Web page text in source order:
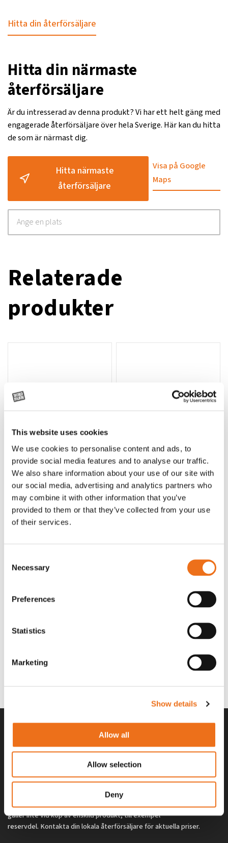
This website uses cookies
We use cookies to personalise content and ads, to
provide social media features and to analyse our traffic.
We also share information about your use of our site with
our social media, advertising and analytics partners who
may combine it with other information that you’ve
provided to them or that they’ve collected from your use
of their services.
Selection
Necessary
Preferences
Statistics
Marketing
Show details
Allow all
Allow selection
Deny
Hitta din återförsäljare
Hitta din närmaste
återförsäljare
Är du intresserad av denna produkt? Vi har ett helt gäng med
engagerade återförsäljare över hela Sverige. Här kan du hitta
de som är närmast dig.
Hitta närmaste
återförsäljare
Visa på Google
Maps
Relaterade
produkter
Lägg till i varukorg
Rotor, komplett med slagor
35 730kr (ex. moms)
Grön truckknapp
530kr (ex. moms)
Lägg till i varukorg
Rotor teeth 8t/6k 0Gr/8 R6/14
Alla priser på tillbehör och tillval gäller vid köp av ny maskin. Priserna
gäller inte vid köp av enskild produkt, till exempel
reservdel. Kontakta din lokala återförsäljare för aktuella priser.